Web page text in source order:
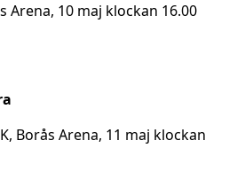
Arena, 10 maj klockan 16.00
Borås Arena, 11 maj klockan